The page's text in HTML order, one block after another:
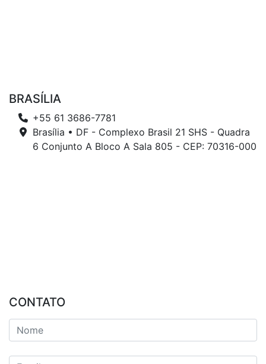
BRASÍLIA
+55 61 3686-7781
Brasília • DF - Complexo Brasil 21 SHS - Quadra
6 Conjunto A Bloco A Sala 805 - CEP: 70316-000
CONTATO